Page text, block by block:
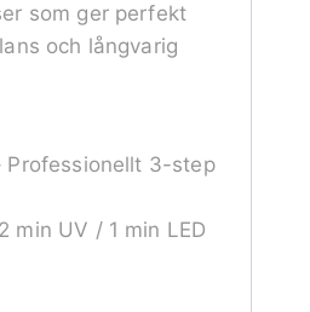
som ger perfekt
och långvarig
Professionellt 3-step
2 min UV / 1 min LED